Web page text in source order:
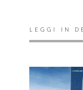
LEGGI IN